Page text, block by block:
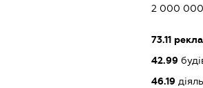
2 000
73.11
42.99
46.19